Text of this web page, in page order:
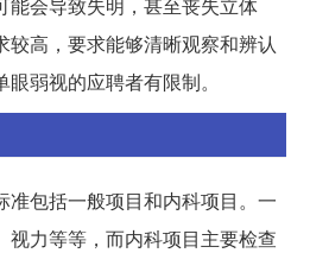
较高，要求能够清晰观察和辨认
弱视的应聘者有限制。
准包括一般项目和内科项目。一
视力等等，而内科项目主要检查